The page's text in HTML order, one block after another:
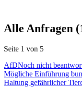
Alle Anfragen (
Seite 1 von 5
AfDNoch nicht
Mögliche Einführung
Haltung gefährlicher